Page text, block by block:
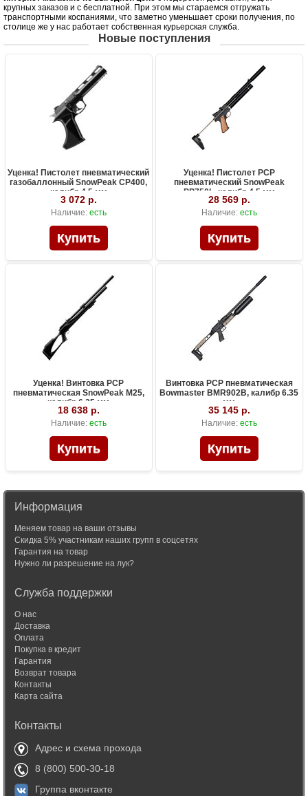
крупных заказов и с бесплатной. При этом мы стараемся отгружать
транспортными коспаниями, что заметно уменьшает сроки получения, по
столице же у нас работает собственная курьерская служба.
Новые поступления
Уценка! Пистолет пневматический
газобаллонный SnowPeak CP400,
калибр 4.5 мм
3 072 р.
Наличие: есть
Уценка! Пистолет PCP
пневматический SnowPeak
PP750L, калибр 4.5 мм
28 569 р.
Наличие: есть
Уценка! Винтовка PCP
пневматическая SnowPeak M25,
калибр 6.35 мм
18 638 р.
Наличие: есть
Винтовка PCP пневматическая
Bowmaster BMR902B, калибр 6.35
мм
35 145 р.
Наличие: есть
Информация
Меняем товар на ваши отзывы
Скидка 5% участникам наших групп в соцсетях
Гарантия на товар
Нужно ли разрешение на лук?
Служба поддержки
О нас
Доставка
Оплата
Покупка в кредит
Гарантия
Возврат товара
Контакты
Карта сайта
Контакты
Адрес и схема прохода
8 (800) 500-30-18
Группа вконтакте